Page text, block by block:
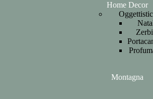
Home Decor
Montagna